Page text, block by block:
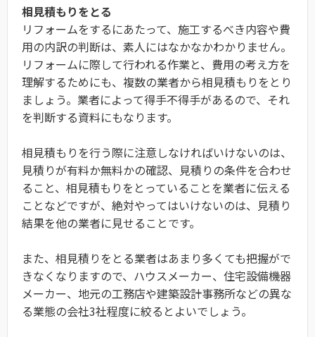
相見積もりをとる
リフォームをするにあたって、施工するべき内容や費
用の内訳の判断は、素人にはなかなかわかりません。
リフォームに際して行われる作業と、費用の考え方を
理解するためにも、複数の業者から相見積もりをとり
ましょう。業者によって得手不得手があるので、それ
を判断する資料にもなります。
相見積もりを行う際に注意しなければいけないのは、
見積りが有料か無料かの確認、見積りの条件を合わせ
ること、相見積もりをとっていることを業者に伝える
ことなどですが、絶対やってはいけないのは、見積り
結果を他の業者に見せることです。
また、相見積りをとる業者はあまり多くても把握がで
きなくなりますので、ハウスメーカー、住宅設備機器
メーカー、地元の工務店や建築設計事務所などの異な
る業態の会社3社程度に絞るとよいでしょう。